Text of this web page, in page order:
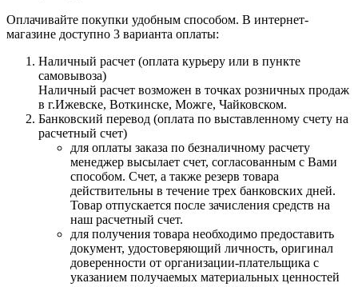
Оплачивайте покупки удобным способом. В интернет-
магазине доступно 3 варианта оплаты:
Наличный расчет (оплата курьеру или в пункте
самовывоза)
Наличный расчет возможен в точках розничных продаж
в г.Ижевске, Воткинске, Можге, Чайковском.
Банковский перевод (оплата по выставленному счету на
расчетный счет)
для оплаты заказа по безналичному расчету
менеджер высылает счет, согласованным с Вами
способом. Счет, а также резерв товара
действительны в течение трех банковских дней.
Товар отпускается после зачисления средств на
наш расчетный счет.
для получения товара необходимо предоставить
документ, удостоверяющий личность, оригинал
доверенности от организации-плательщика с
указанием получаемых материальных ценностей